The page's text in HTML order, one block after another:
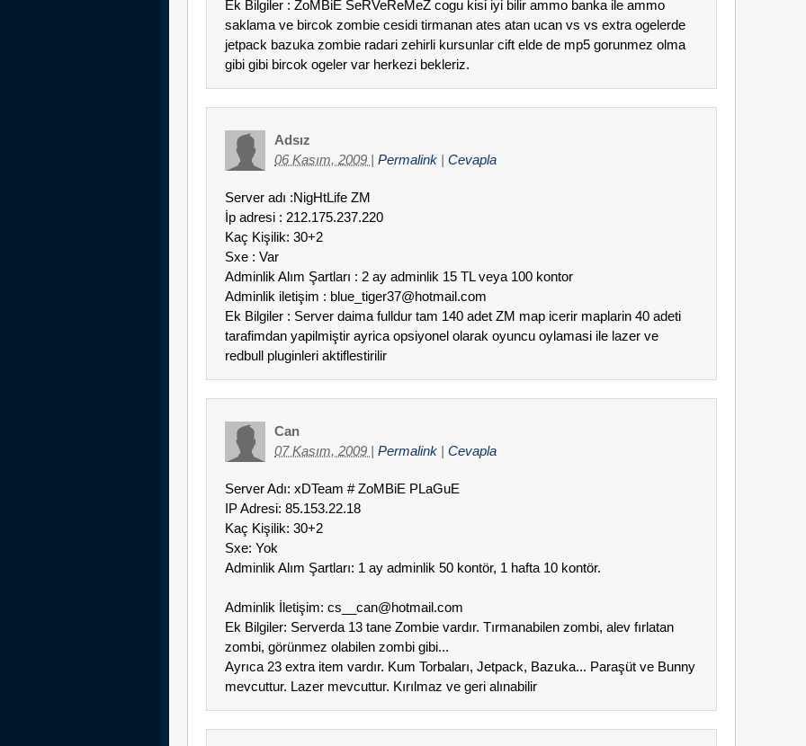
Ek Bilgiler : ZoMBiE SeRVeReMeZ cogu kisi iyi bilir ammo banka ile ammo
saklama ve bircok zombie cesidi tirmanan ates atan ucan vs vs extra ogelerde
jetpack bazuka zombie radari zehirli kursunlar cift elde de mp5 gorunmez olma
gibi gibi bircok ogeler var herkezi bekleriz.
Adsız
06 Kasım, 2009 | Permalink | Cevapla
Server adı :NigHtLife ZM
İp adresi : 212.175.237.220
Kaç Kişilik: 30+2
Sxe : Var
Adminlik Alım Şartları : 2 ay adminlik 15 TL veya 100 kontor
Adminlik iletişim : blue_tiger37@hotmail.com
Ek Bilgiler : Server daima fulldur tam 140 adet ZM map icerir maplarin 40 adeti
tarafimdan yapilmiştir ayrica opsiyonel olarak oyuncu oylamasi ile lazer ve
redbull pluginleri aktiflestirilir
Can
07 Kasım, 2009 | Permalink | Cevapla
Server Adı: xDTeam # ZoMBiE PLaGuE
IP Adresi: 85.153.22.18
Kaç Kişilik: 30+2
Sxe: Yok
Adminlik Alım Şartları: 1 ay adminlik 50 kontör, 1 hafta 10 kontör.
Adminlik İletişim: cs__can@hotmail.com
Ek Bilgiler: Serverda 13 tane Zombie vardır. Tırmanabilen zombi, alev fırlatan
zombi, görünmez olabilen zombi gibi...
Ayrıca 23 extra item vardır. Kum Torbaları, Jetpack, Bazuka... Paraşüt ve Bunny
mevcuttur. Lazer mevcuttur. Kırılmaz ve geri alınabilir